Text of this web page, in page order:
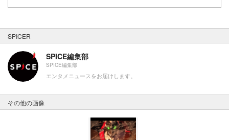
SPICER
SPICE編集部
SPICE編集部
エンタメニュースをお届けします。
その他の画像